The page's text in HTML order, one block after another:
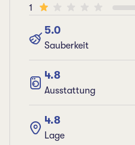
1
5.0
Sauberkeit
4.8
Ausstattung
4.8
Lage